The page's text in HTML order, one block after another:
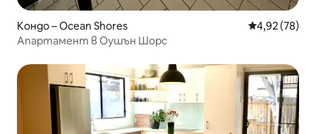
Кондо – Ocean Shores Средна
4,92 (78)
Апартамент в Оушън Шорс